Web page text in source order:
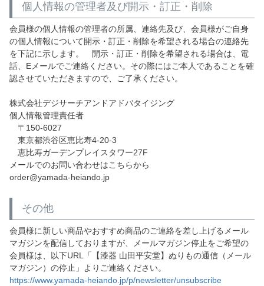
個人情報の管理者及び開示・訂正・削除
会員様の個人情報の管理者の所属、連絡先及び、会員様がご自身
の個人情報について開示・訂正・削除を希望される場合の連絡先
を下記に示します。 開示・訂正・削除を希望される場合は、電
話、Eメールでご連絡ください。その際にはご本人であることを確
認させていただきますので、ご了承ください。
株式会社デジサーチアンドアドバタイジング
個人情報管理責任者
〒150-6027
東京都渋谷区恵比寿4-20-3
恵比寿ガーデンプレイスタワー27F
メールでのお問い合わせはこちらから
order@yamada-heiando.jp
その他
会員様に新しい商品やおすすめ商品のご連絡を差し上げるメール
マガジンを配信しておりますが、メールマガジン停止をご希望の
会員様は、以下URL「【漆器 山田平安堂】ぬりもの通信（メール
マガジン）の停止」よりご連絡ください。
https://www.yamada-heiando.jp/p/newsletter/unsubscribe